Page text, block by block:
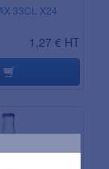
33CL X24
1,27 € HT